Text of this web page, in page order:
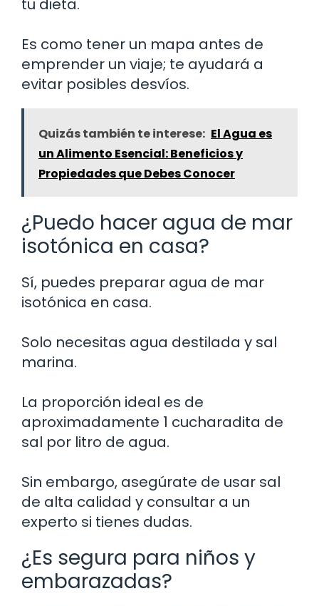
tu dieta.
Es como tener un mapa antes de
emprender un viaje; te ayudará a
evitar posibles desvíos.
Quizás también te interese: El Agua es
un Alimento Esencial: Beneficios y
Propiedades que Debes Conocer
¿Puedo hacer agua de mar
isotónica en casa?
Sí, puedes preparar agua de mar
isotónica en casa.
Solo necesitas agua destilada y sal
marina.
La proporción ideal es de
aproximadamente 1 cucharadita de
sal por litro de agua.
Sin embargo, asegúrate de usar sal
de alta calidad y consultar a un
experto si tienes dudas.
¿Es segura para niños y
embarazadas?